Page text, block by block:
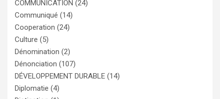
COMMUNICATION (24)
Communiqué (14)
Cooperation (24)
Culture (5)
Dénomination (2)
Dénonciation (107)
DÉVELOPPEMENT DURABLE (14)
Diplomatie (4)